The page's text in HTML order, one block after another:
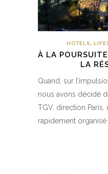
HOTELS,
À LA
LA
Quand, sur
nous avons décidé
TGV, direction Paris,
rapidement